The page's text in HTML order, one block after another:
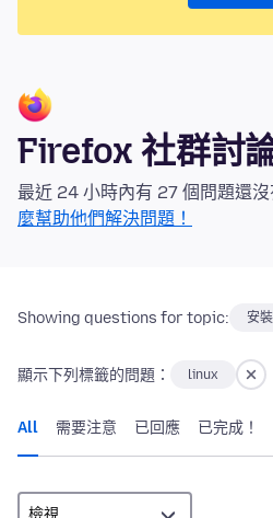
Firefox 社群討
最近 24 小時內有 27 個問題還沒
麼幫助他們解決問題！
Showing questions for topic: 安
顯示下列標籤的問題： linux
All 需要注意 已回應 已完成！